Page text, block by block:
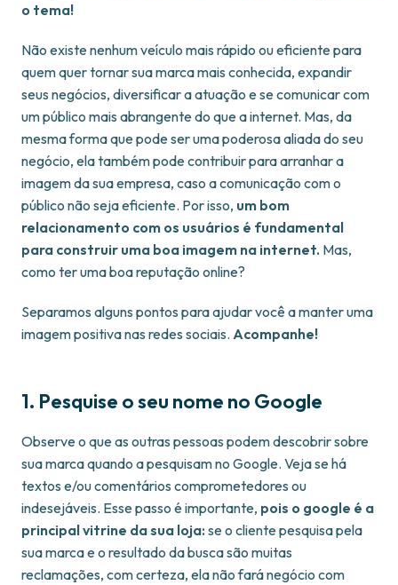
o tema!
Não existe nenhum veículo mais rápido ou eficiente para
quem quer tornar sua marca mais conhecida, expandir
seus negócios, diversificar a atuação e se comunicar com
um público mais abrangente do que a internet. Mas, da
mesma forma que pode ser uma poderosa aliada do seu
negócio, ela também pode contribuir para arranhar a
imagem da sua empresa, caso a comunicação com o
público não seja eficiente. Por isso, um bom
relacionamento com os usuários é fundamental
para construir uma boa imagem na internet. Mas,
como ter uma boa reputação online?
Separamos alguns pontos para ajudar você a manter uma
imagem positiva nas redes sociais. Acompanhe!
1. Pesquise o seu nome no Google
Observe o que as outras pessoas podem descobrir sobre
sua marca quando a pesquisam no Google. Veja se há
textos e/ou comentários comprometedores ou
indesejáveis. Esse passo é importante, pois o google é a
principal vitrine da sua loja: se o cliente pesquisa pela
sua marca e o resultado da busca são muitas
reclamações, com certeza, ela não fará negócio com